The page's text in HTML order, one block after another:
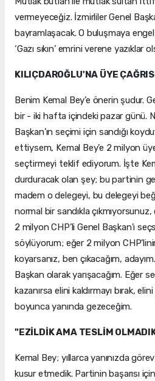
vermeyeceğiz. İzmirliler Genel
bayramlaşacak. O buluşmaya
‘Gazı sıkın’ emrini verene yazıklar
KILIÇDAROĞLU'NA ÜYE
Benim Kemal Bey’e önerin şudur.
bir - iki hafta içindeki pazar günü.
Başkan’ın seçimi için sandığı
ettiysem, Kemal Bey’e 2 milyon
seçtirmeyi teklif ediyorum. İşte
durduracak olan şey; bu partinin
madem o delegeyi, bu delegeyi
normal bir sandıkla
2 milyon CHP’li Genel Başkan’ı
söylüyorum; eğer 2 milyon
koyarsanız, ben çıkacağım,
Başkan olarak yarışacağım. Eğer
kazanırsa elini kaldırmayı bırak,
boyunca yanında gezeceğim.
"EZİLDİK AMA TESLİM
Kemal Bey; yıllarca yanınızda
kusur etmedik. Partinin başarısı